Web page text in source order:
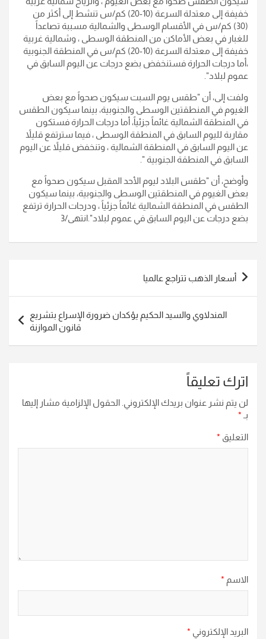
خفيفة إلى معتدلة السرعة (10-20) كم/س تنشط إلى أكثر من
(30) كم/س في الأقسام الوسطى والشمالية مسببة تصاعداً
للغبار في بعض الأماكن من المنطقة الوسطى ، وشمالية غربية
خفيفة إلى معتدلة السرعة (10-20) كم/س في المنطقة الجنوبية
،أما درجات الحرارة فستنخفض بضع درجات عن اليوم السابق في
عموم لبلاد".
ولفت إلى، أن "طقس يوم السبت سيكون صحواً مع بعض
الغيوم في المنطقتين الوسطى والجنوبية، بينما سيكون الطقس
في المنطقة الشمالية غائماً جزئياً، أما درجات الحرارة فستكون
مقاربة لليوم السابق في المنطقة الوسطى ، فيما سترتفع قليلاً
عن اليوم السابق في المنطقة الشمالية ، وتنخفض قليلاً عن اليوم
السابق في المنطقة الجنوبية ".
وأوضح، أن "طقس البلاد ليوم الأحد المقبل سيكون صحواً مع
بعض الغيوم في المنطقتين الوسطى والجنوبية، بينما سيكون
الطقس في المنطقة الشمالية غائماً جزئياً ، ودرجات الحرارة ترتفع
بضع درجات عن اليوم السابق في عموم لبلاد".انتهى/3
تصفّح
المقالات
أسعار الذهب تتراجع عالميا
المندلاوي والسيد الحكيم يؤكدان ضرورة الإسراع بتشريع
قانون الموازنة
اترك تعليقاً
لن يتم نشر عنوان بريدك الإلكتروني. الحقول الإلزامية مشار إليها
بـ *
التعليق *
الاسم *
البريد الإلكتروني *